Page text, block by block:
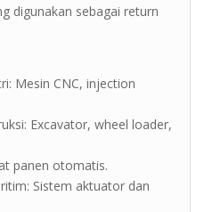
digunakan sebagai return
Mesin CNC, injection
Excavator, wheel loader,
panen otomatis.
Sistem aktuator dan